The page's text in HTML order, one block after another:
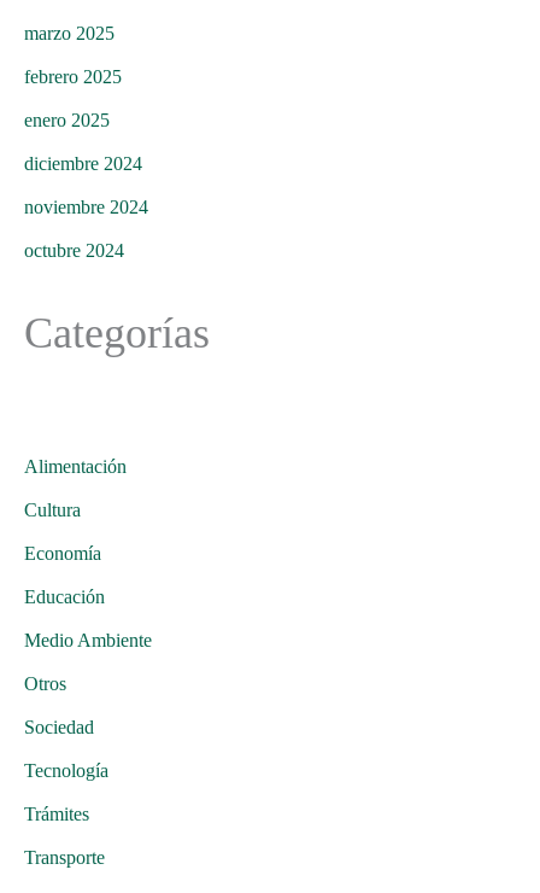
marzo 2025
febrero 2025
enero 2025
diciembre 2024
noviembre 2024
octubre 2024
Categorías
Alimentación
Cultura
Economía
Educación
Medio Ambiente
Otros
Sociedad
Tecnología
Trámites
Transporte